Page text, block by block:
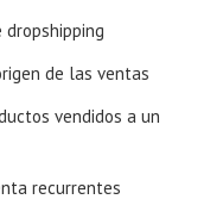
de las ventas
vendidos a un
recurrentes